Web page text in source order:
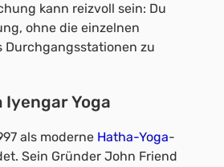
kann reizvoll sein: Du
ohne die einzelnen
Durchgangsstationen zu
Iyengar Yoga
als moderne Hatha-Yoga-
Sein Gründer John Friend